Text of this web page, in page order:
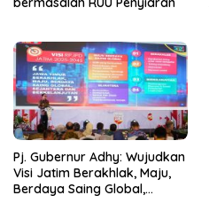
Pj. Gubernur Adhy: Wujudkan
Visi Jatim Berakhlak, Maju,
Berdaya Saing Global,